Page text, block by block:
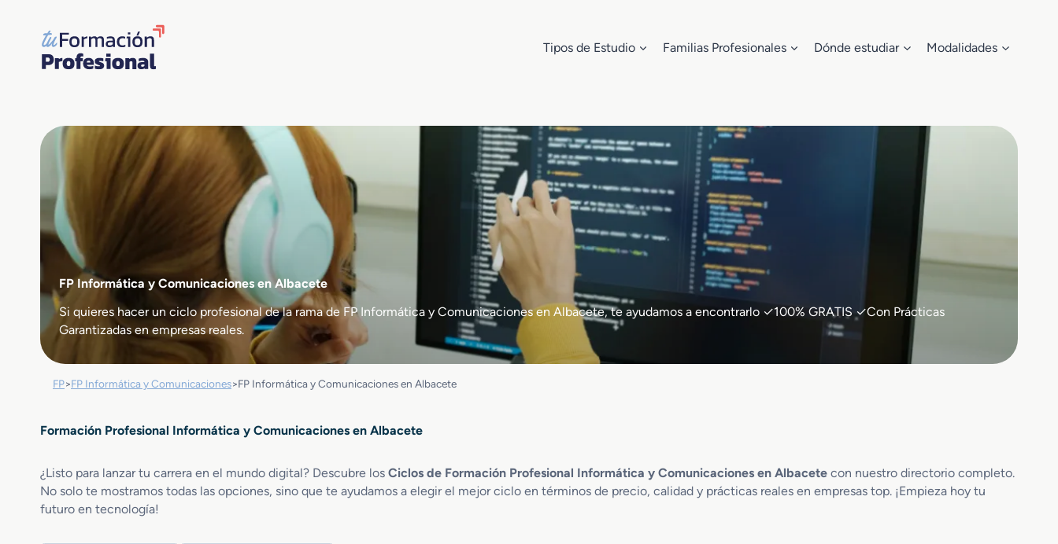
contenido
Tipos de Estudio Familias Profesionales Dónde estudiar Modalidades
FP Informática y Comunicaciones en Albacete
Si quieres hacer un ciclo profesional de la rama de FP Informática y Comunicaciones en Albacete, te ayudamos a encontrarlo ✓100% GRATIS ✓Con Prácticas
Garantizadas en empresas reales.
FP>FP Informática y Comunicaciones>FP Informática y Comunicaciones en Albacete
Formación Profesional Informática y Comunicaciones en Albacete
¿Listo para lanzar tu carrera en el mundo digital? Descubre los Ciclos de Formación Profesional Informática y Comunicaciones en Albacete con nuestro directorio completo.
No solo te mostramos todas las opciones, sino que te ayudamos a elegir el mejor ciclo en términos de precio, calidad y prácticas reales en empresas top. ¡Empieza hoy tu
futuro en tecnología!